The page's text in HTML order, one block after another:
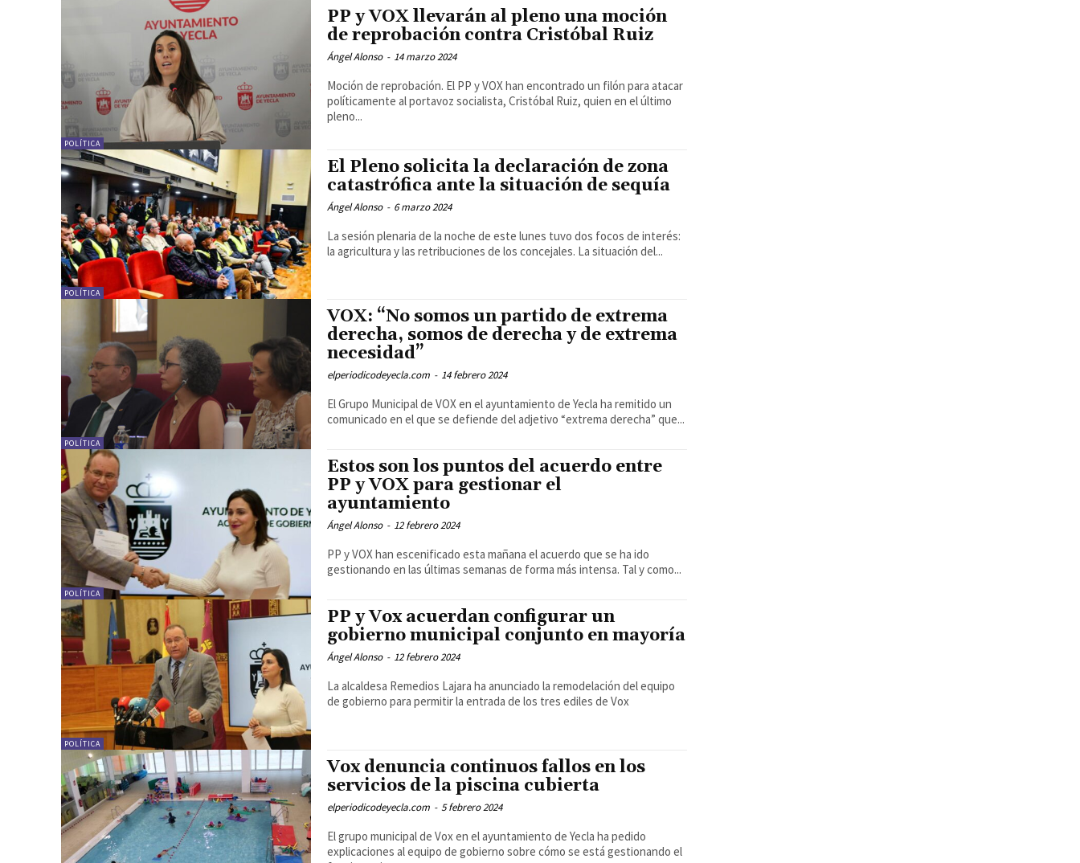
POLÍTICA
PP y VOX llevarán al pleno una moción
de reprobación contra Cristóbal Ruiz
Ángel Alonso - 14 marzo 2024
Moción de reprobación. El PP y VOX han encontrado un filón para atacar
políticamente al portavoz socialista, Cristóbal Ruiz, quien en el último
pleno...
POLÍTICA
El Pleno solicita la declaración de zona
catastrófica ante la situación de sequía
Ángel Alonso - 6 marzo 2024
La sesión plenaria de la noche de este lunes tuvo dos focos de interés:
la agricultura y las retribuciones de los concejales. La situación del...
POLÍTICA
VOX: “No somos un partido de extrema
derecha, somos de derecha y de extrema
necesidad”
elperiodicodeyecla.com - 14 febrero 2024
El Grupo Municipal de VOX en el ayuntamiento de Yecla ha remitido un
comunicado en el que se defiende del adjetivo “extrema derecha” que...
POLÍTICA
Estos son los puntos del acuerdo entre
PP y VOX para gestionar el
ayuntamiento
Ángel Alonso - 12 febrero 2024
PP y VOX han escenificado esta mañana el acuerdo que se ha ido
gestionando en las últimas semanas de forma más intensa. Tal y como...
POLÍTICA
PP y Vox acuerdan configurar un
gobierno municipal conjunto en mayoría
Ángel Alonso - 12 febrero 2024
La alcaldesa Remedios Lajara ha anunciado la remodelación del equipo
de gobierno para permitir la entrada de los tres ediles de Vox
Vox denuncia continuos fallos en los
servicios de la piscina cubierta
elperiodicodeyecla.com - 5 febrero 2024
El grupo municipal de Vox en el ayuntamiento de Yecla ha pedido
explicaciones al equipo de gobierno sobre cómo se está gestionando el